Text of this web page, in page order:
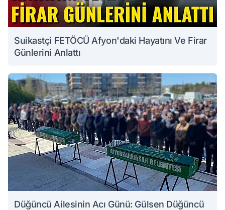
Suikastçi FETÖCÜ Afyon'daki Hayatını Ve Firar
Günlerini Anlattı
Düğüncü Ailesinin Acı Günü: Gülsen Düğüncü